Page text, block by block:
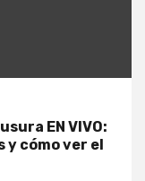
EN VIVO:
y cómo ver el